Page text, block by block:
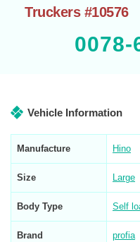
Truckers #10576
0078-
Vehicle Information
Manufacture Hino
Size Large
Body Type Self
Brand profia